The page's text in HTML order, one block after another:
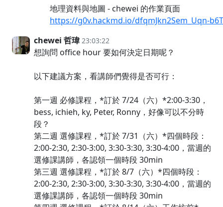
地理資料與地圖 - chewei 的作業頁面
https://g0v.hackmd.io/dfqmJkn2Sem_Uqn-
chewei 哲瑋 23:03:22
想詢問 office hour 要如何決定日期呢？
以下建議方案，看講師們覺得是否可行：
第一週 必修課程，*訂於 7/24（六）*2:00-3:30，
bess, ichieh, ky, Peter, Ronny，好像可以不分時
段？
第二週 選修課程，*訂於 7/31（六）*四個時段：
2:00-2:30, 2:30-3:00, 3:30-3:30, 3:30-4:00，當週的
選修課講師，各認領一個時段 30min
第三週 選修課程，*訂於 8/7（六）*四個時段：
2:00-2:30, 2:30-3:00, 3:30-3:30, 3:30-4:00，當週的
選修課講師，各認領一個時段 30min